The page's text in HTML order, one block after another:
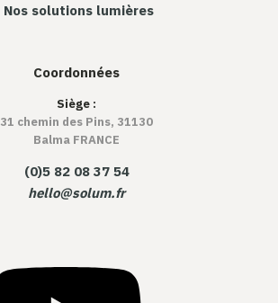
Nos solutions lumières
Coordonnées
Siège :
31 chemin des Pins, 31130
Balma FRANCE
(0)5 82 08 37 54
hello@solum.fr